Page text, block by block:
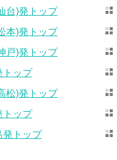
台)発トップ
本)発トップ
戸)発トップ
トップ
松)発トップ
トップ
発トップ